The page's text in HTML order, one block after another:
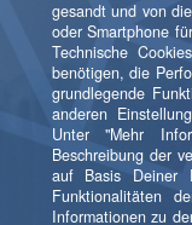
verwendet. In
ich denke, das ist
Jetzt stellen wir
Mitarbeiter, den
geschwind
db.execute(